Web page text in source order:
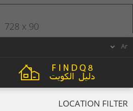
LOCATION FILTER
728 x 90